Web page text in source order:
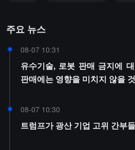
주요 뉴스
08-07 10:31
유수기술, 로봇 판매 금지에
판매에는 영향을 미치지 않을 것
08-07 10:30
트럼프가 광산 기업 고위 간부